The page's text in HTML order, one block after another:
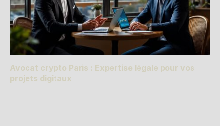
Avocat crypto Paris : Expertise légale pour vos
projets digitaux